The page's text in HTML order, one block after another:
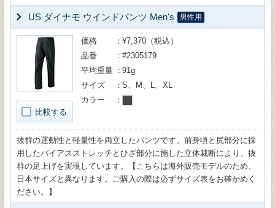
US ダイナモ ウインドパンツ Men's 男性用
比較する
価格
¥7,370（税込）
品番
#2305179
平均重量
91g
サイズ
S、M、L、XL
カラー
抜群の運動性と軽量性を両立したパンツです。前身頃と尻部分に採
用したバイアスストレッチとひざ部分に施した立体裁断により、抜
群の足上げを実現しています。【こちらは海外販売モデルのため、
日本サイズと異なります。ご購入の際は必ずサイズ表をお確かめく
ださい。】